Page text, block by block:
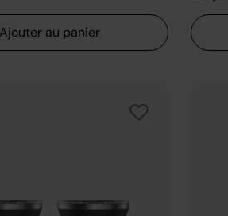
Ajouter au panier